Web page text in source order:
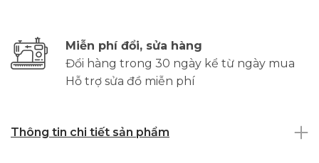
Miễn phí đổi, sửa hàng
Đổi hàng trong 30 ngày kể từ ngày mua
Hỗ trợ sửa đồ miễn phí
Thông tin chi tiết sản phẩm